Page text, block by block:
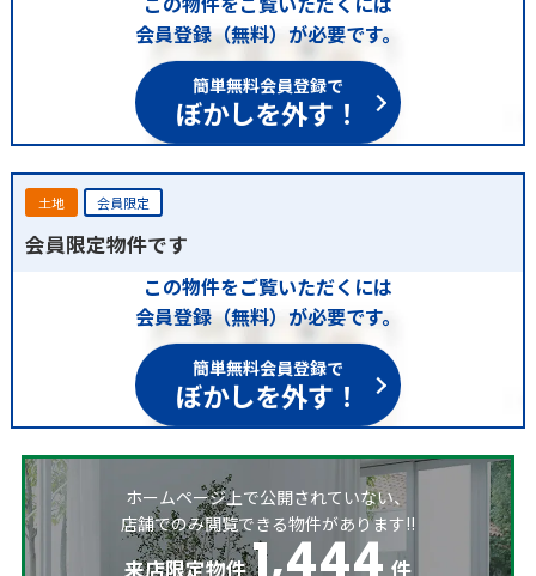
会員登録（無料）が必要です。
簡単無料会員登録で
ぼかしを外す！
土地 会員限定
会員限定物件です
この物件をご覧いただくには
会員登録（無料）が必要です。
簡単無料会員登録で
ぼかしを外す！
ホームページ上で公開されていない、
店舗でのみ閲覧できる物件があります!!
来店限定物件 1,444 件